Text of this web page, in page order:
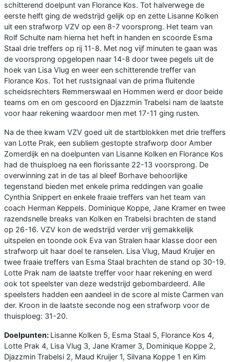
schitterend doelpunt van Florance Kos. Tot halverwege de
eerste helft ging de wedstrijd gelijk op en zette Lisanne Kolken
uit een strafworp VZV op een 8-7 voorsprong. Het team van
Rolf Schulte nam hierna het heft in handen en scoorde Esma
Staal drie treffers op rij 11-8. Met nog vijf minuten te gaan was
de voorsprong opgelopen naar 14-8 door twee pegels uit de
hoek van Lisa Vlug en weer een schitterende treffer van
Florance Kos. Tot het rustsignaal van de prima fluitende
scheidsrechters Remmerswaal en Hommen werd er door beide
teams om en om gescoord en Djazzmin Trabelsi nam de laatste
voor haar rekening waardoor men met 17-11 ging rusten.
Na de thee kwam VZV goed uit de startblokken met drie treffers
van Lotte Prak, een subliem gestopte strafworp door Amber
Zomerdijk en na doelpunten van Lisanne Kolken en Florance Kos
had de thuisploeg na een florissante 22-13 voorsprong. De
overwinning zat in de tas al bleef Borhave behoorlijke
tegenstand bieden met enkele prima reddingen van goalie
Cynthia Snippert en enkele fraaie treffers van het team van
coach Herman Keppels. Dominique Koppe, Jane Kramer en twee
razendsnelle breaks van Kolken en Trabelsi brachten de stand
op 26-16. VZV kon de wedstrijd verder vrij gemakkelijk
uitspelen en toonde ook Eva van Stralen haar klasse door een
strafworp uit haar doel te ranselen. Lisa Vlug, Maud Kruijer en
twee fraaie treffers van Esma Staal brachten de stand op 30-19.
Lotte Prak nam de laatste treffer voor haar rekening en werd
ook tot speelster van deze wedstrijd gebombardeerd. Alle
speelsters hadden een aandeel in de score al miste Carmen van
der. Kroon in de laatste seconde nog een strafworp voor de
thuisploeg: 31-20.
Doelpunten: Lisanne Kolken 5, Esma Staal 5, Florance Kos 4,
Lotte Prak 4, Lisa Vlug 3, Jane Kramer 3, Dominique Koppe 2,
Djazzmin Trabelsi 2, Maud Kruijer 1, Silvana Koppe 1 en Kim